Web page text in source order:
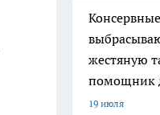
жестяную
помощник
19 июля